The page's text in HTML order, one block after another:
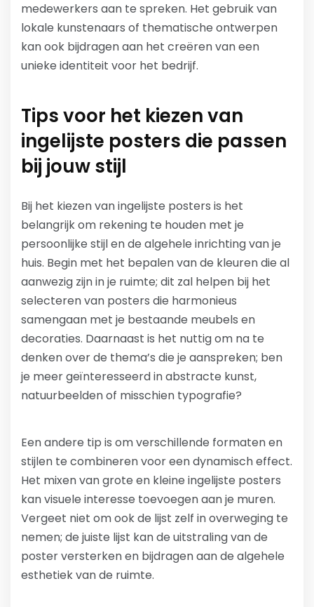
medewerkers aan te spreken. Het gebruik van
lokale kunstenaars of thematische ontwerpen
kan ook bijdragen aan het creëren van een
unieke identiteit voor het bedrijf.
Tips voor het kiezen van
ingelijste posters die passen
bij jouw stijl
Bij het kiezen van ingelijste posters is het
belangrijk om rekening te houden met je
persoonlijke stijl en de algehele inrichting van je
huis. Begin met het bepalen van de kleuren die al
aanwezig zijn in je ruimte; dit zal helpen bij het
selecteren van posters die harmonieus
samengaan met je bestaande meubels en
decoraties. Daarnaast is het nuttig om na te
denken over de thema’s die je aanspreken; ben
je meer geïnteresseerd in abstracte kunst,
natuurbeelden of misschien typografie?
Een andere tip is om verschillende formaten en
stijlen te combineren voor een dynamisch effect.
Het mixen van grote en kleine ingelijste posters
kan visuele interesse toevoegen aan je muren.
Vergeet niet om ook de lijst zelf in overweging te
nemen; de juiste lijst kan de uitstraling van de
poster versterken en bijdragen aan de algehele
esthetiek van de ruimte.